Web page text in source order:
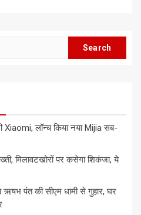
Xiaomi, लॉन्च किया नया Mijia सब-
मिलावटखोरों पर कसेगा शिकंजा, ये
पंत की सीएम धामी से गुहार, घर